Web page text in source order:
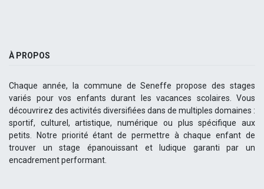
À PROPOS
Chaque année, la commune de Seneffe propose des stages
variés pour vos enfants durant les vacances scolaires. Vous
découvrirez des activités diversifiées dans de multiples domaines :
sportif, culturel, artistique, numérique ou plus spécifique aux
petits. Notre priorité étant de permettre à chaque enfant de
trouver un stage épanouissant et ludique garanti par un
encadrement performant.